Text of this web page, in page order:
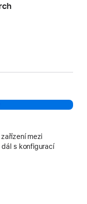
mezi
s konfigurací